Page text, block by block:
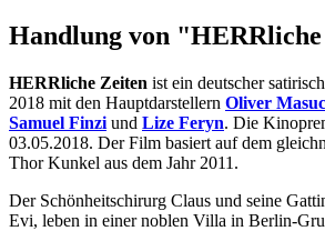
Handlung von
HERRliche Zeiten ist ein deutscher
2018 mit den Hauptdarstellern Oliver
Samuel Finzi und Lize Feryn. Die
03.05.2018. Der Film basiert auf dem
Thor Kunkel aus dem Jahr 2011.
Der Schönheitschirurg Claus und seine
Evi, leben in einer noblen Villa in Berlin-